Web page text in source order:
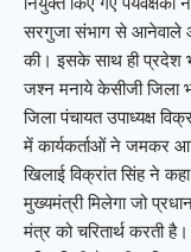
सरगुजा संभाग से आनेवाले
की। इसके साथ ही प्रदेश
जश्न मनाये केसीजी जिला
जिला पंचायत उपाध्यक्ष
में कार्यकर्ताओं ने जमकर
खिलाई विक्रांत सिंह ने
मुख्यमंत्री मिलेगा जो
मंत्र को चरितार्थ करती